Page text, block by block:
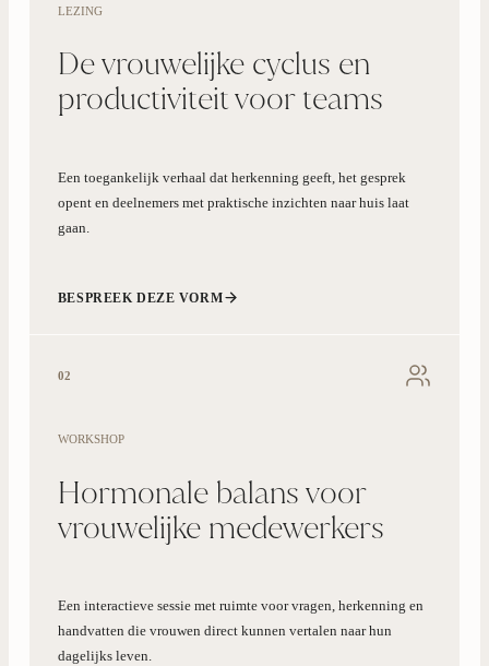
LEZING
De vrouwelijke cyclus en
productiviteit voor teams
Een toegankelijk verhaal dat herkenning geeft, het gesprek
opent en deelnemers met praktische inzichten naar huis laat
gaan.
BESPREEK DEZE VORM
02
WORKSHOP
Hormonale balans voor
vrouwelijke medewerkers
Een interactieve sessie met ruimte voor vragen, herkenning en
handvatten die vrouwen direct kunnen vertalen naar hun
dagelijks leven.